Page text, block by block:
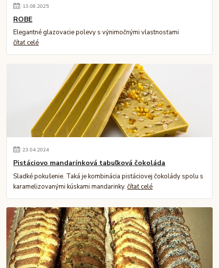
13.08.2025
ROBE
Elegantné glazovacie polevy s výnimočnými vlastnosťami
čítať celé
23.04.2024
Pistáciovo mandarínková tabuľková čokoláda
Sladké pokušenie. Taká je kombinácia pistáciovej čokolády spolu s
karamelizovanými kúskami mandarinky.čítať celé